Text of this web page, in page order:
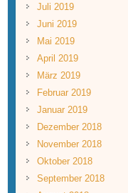
Juli 2019
Juni 2019
Mai 2019
April 2019
März 2019
Februar 2019
Januar 2019
Dezember 2018
November 2018
Oktober 2018
September 2018